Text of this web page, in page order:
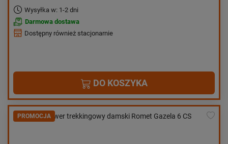
Wysyłka w: 1-2 dni
Darmowa dostawa
Dostępny również stacjonarnie
DO KOSZYKA
PROMOCJA